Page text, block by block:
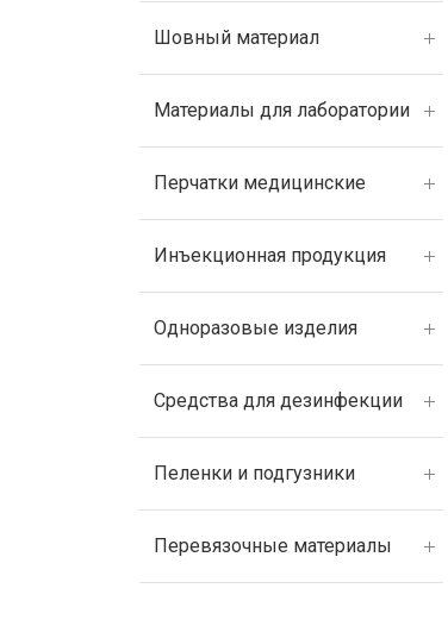
Шовный материал
Материалы для лаборатории
Перчатки медицинские
Инъекционная продукция
Одноразовые изделия
Средства для дезинфекции
Пеленки и подгузники
Перевязочные материалы